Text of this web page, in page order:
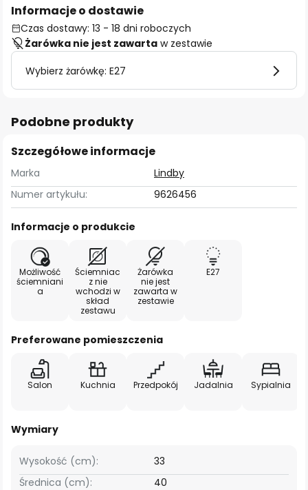
Informacje o dostawie
Czas dostawy: 13 - 18 dni roboczych
Żarówka nie jest zawarta w zestawie
Wybierz żarówkę: E27
Podobne produkty
Szczegółowe informacje
Marka
Lindby
Numer artykułu:
9626456
Informacje o produkcie
Możliwość
ściemniani
a
Ściemniac
z nie
wchodzi w
skład
zestawu
Żarówka
nie jest
zawarta w
zestawie
E27
Preferowane pomieszczenia
Salon Kuchnia Przedpokój Jadalnia Sypialnia
Wymiary
Wysokość (cm):
33
Średnica (cm):
40